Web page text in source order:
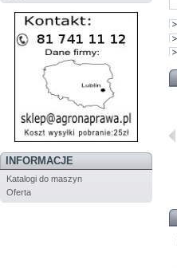
INFORMACJE
Katalogi do maszyn
Oferta
Pasek...